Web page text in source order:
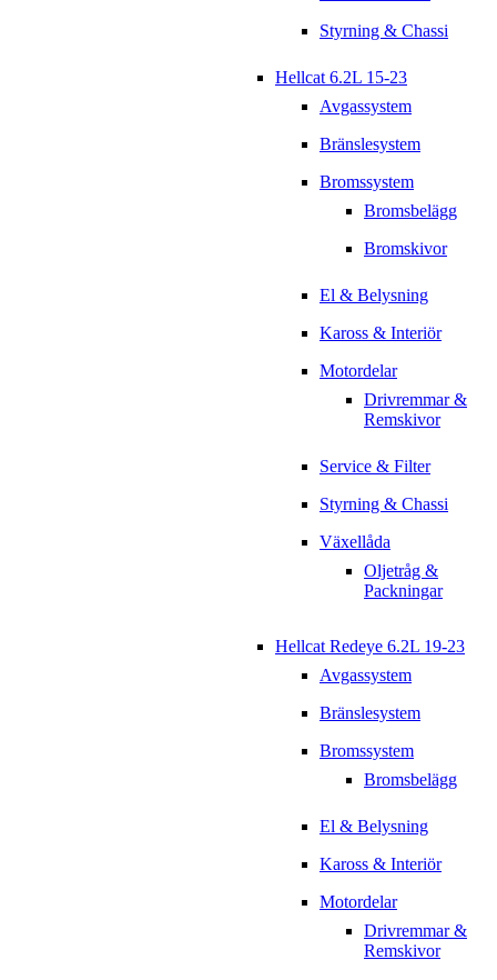
Styrning & Chassi
Hellcat 6.2L 15-23
Avgassystem
Bränslesystem
Bromssystem
Bromsbelägg
Bromskivor
El & Belysning
Kaross & Interiör
Motordelar
Drivremmar &
Remskivor
Service & Filter
Styrning & Chassi
Växellåda
Oljetråg &
Packningar
Hellcat Redeye 6.2L 19-23
Avgassystem
Bränslesystem
Bromssystem
Bromsbelägg
El & Belysning
Kaross & Interiör
Motordelar
Drivremmar &
Remskivor